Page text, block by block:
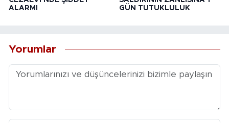
ALARMI
GÜN TUTUKLULUK
Yorumlar